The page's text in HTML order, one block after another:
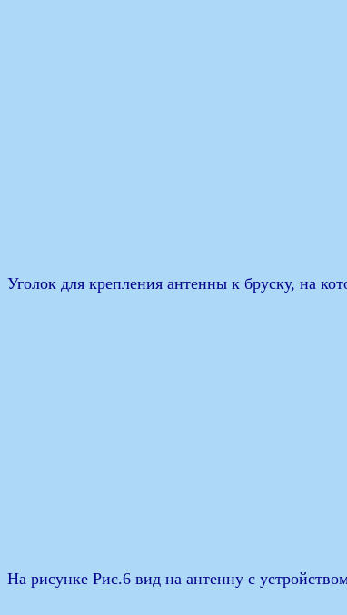
Уголок для крепления антенны к бруску, на
На рисунке Рис.6 вид на антенну с